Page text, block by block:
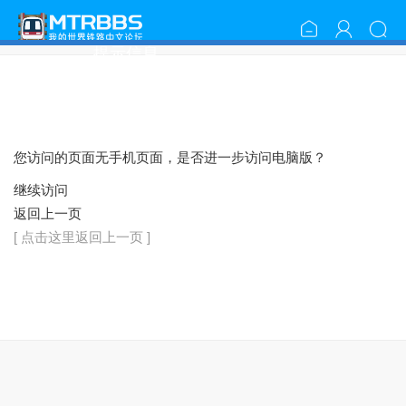
您访问的页面无手机页面，是否进一步访问电脑版？
继续访问
返回上一页
[ 点击这里返回上一页 ]